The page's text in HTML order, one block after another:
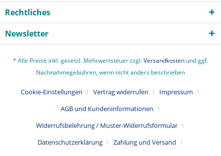
Rechtliches
Newsletter
* Alle Preise inkl. gesetzl. Mehrwertsteuer zzgl.Versandkosten und ggf.
Nachnahmegebühren, wenn nicht anders beschrieben
Cookie-Einstellungen Vertrag widerrufen
Impressum
AGB und Kundeninformationen
Widerrufsbelehrung / Muster-Widerrufsformular
Datenschutzerklärung
Zahlung und Versand